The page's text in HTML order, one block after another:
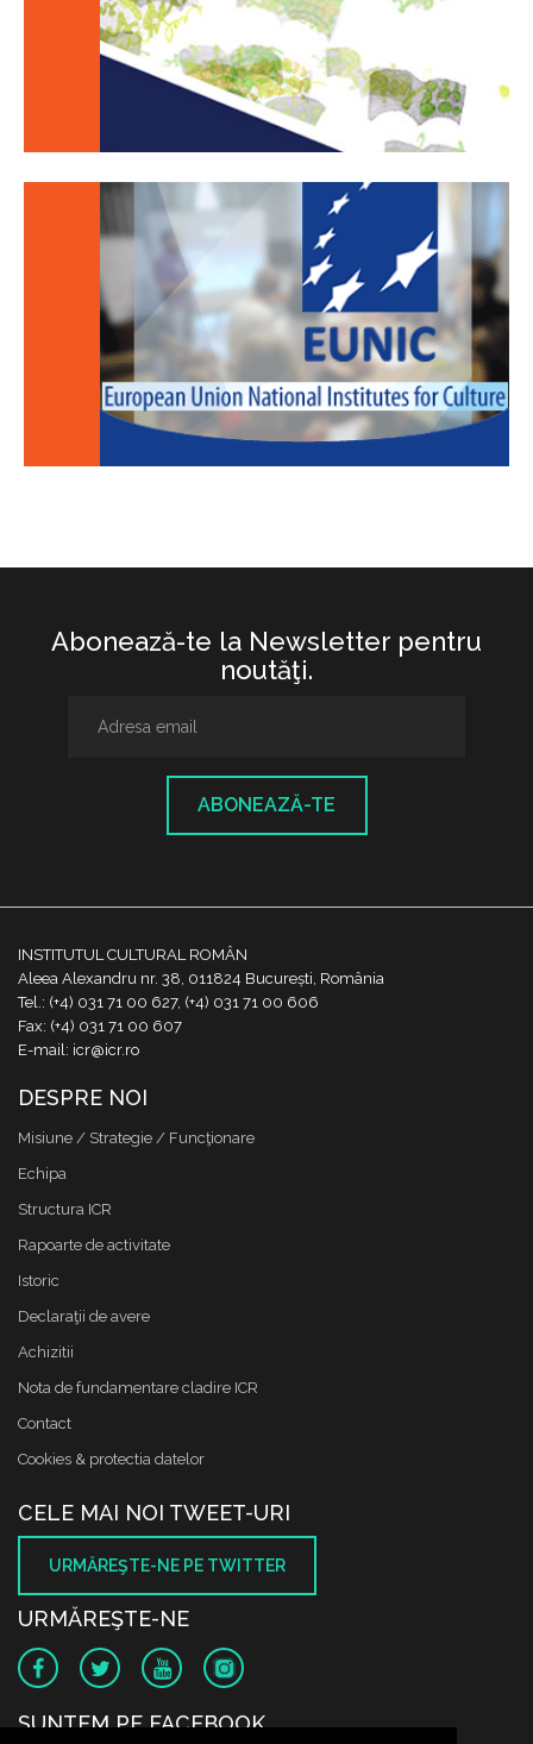
Abonează-te la Newsletter pentru
noutăţi.
ABONEAZĂ-TE
INSTITUTUL CULTURAL ROMÂN
Aleea Alexandru nr. 38, 011824 București, România
Tel.: (+4) 031 71 00 627, (+4) 031 71 00 606
Fax: (+4) 031 71 00 607
E-mail: icr@icr.ro
DESPRE NOI
Misiune / Strategie / Funcţionare
Echipa
Structura ICR
Rapoarte de activitate
Istoric
Declaraţii de avere
Achizitii
Nota de fundamentare cladire ICR
Contact
Cookies & protectia datelor
CELE MAI NOI TWEET-URI
URMĂREŞTE-NE PE TWITTER
URMĂREŞTE-NE
SUNTEM PE FACEBOOK